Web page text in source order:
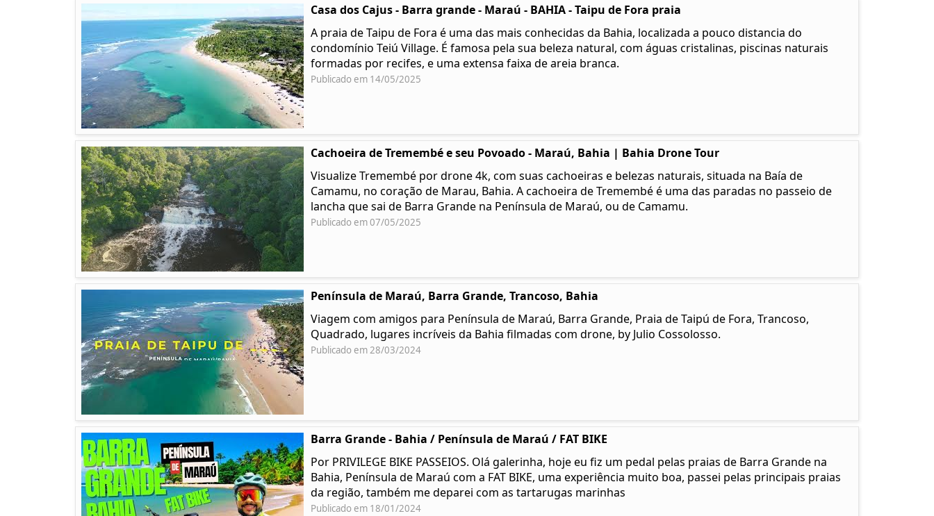
Casa dos Cajus - Barra grande - Maraú - BAHIA - Taipu de Fora praia
A praia de Taipu de Fora é uma das mais conhecidas da Bahia, localizada a pouco distancia do
condomínio Teiú Village. É famosa pela sua beleza natural, com águas cristalinas, piscinas naturais
formadas por recifes, e uma extensa faixa de areia branca.
Publicado em 14/05/2025
Cachoeira de Tremembé e seu Povoado - Maraú, Bahia | Bahia Drone Tour
Visualize Tremembé por drone 4k, com suas cachoeiras e belezas naturais, situada na Baía de
Camamu, no coração de Marau, Bahia. A cachoeira de Tremembé é uma das paradas no passeio de
lancha que sai de Barra Grande na Península de Maraú, ou de Camamu.
Publicado em 07/05/2025
Península de Maraú, Barra Grande, Trancoso, Bahia
Viagem com amigos para Península de Maraú, Barra Grande, Praia de Taipú de Fora, Trancoso,
Quadrado, lugares incríveis da Bahia filmadas com drone, by Julio Cossolosso.
Publicado em 28/03/2024
Barra Grande - Bahia / Península de Maraú / FAT BIKE
Por PRIVILEGE BIKE PASSEIOS. Olá galerinha, hoje eu fiz um pedal pelas praias de Barra Grande na
Bahia, Península de Maraú com a FAT BIKE, uma experiência muito boa, passei pelas principais praias
da região, também me deparei com as tartarugas marinhas
Publicado em 18/01/2024